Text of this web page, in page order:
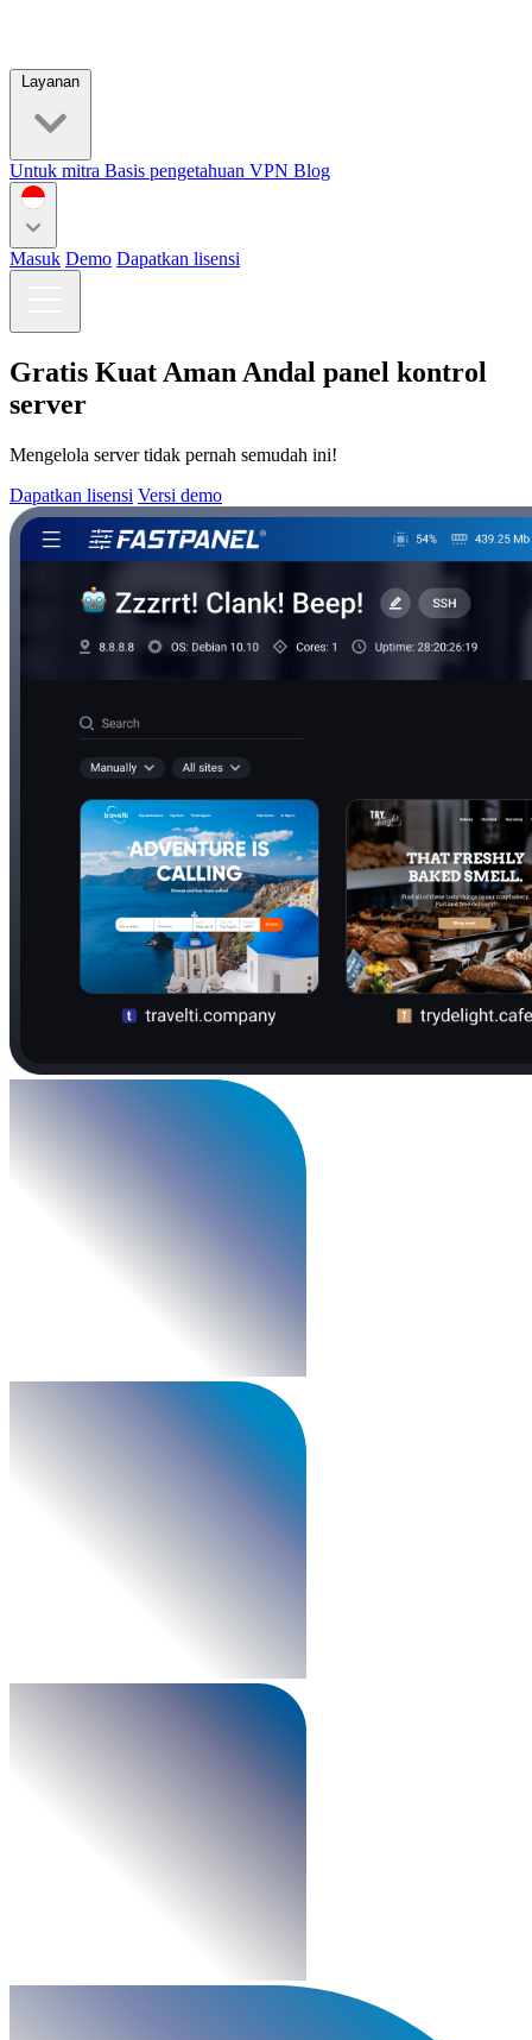
Layanan
Untuk mitra Basis pengetahuan VPN Blog
Masuk Demo Dapatkan lisensi
Gratis Kuat Aman Andal panel kontrol
server
Mengelola server tidak pernah semudah ini!
Dapatkan lisensi Versi demo